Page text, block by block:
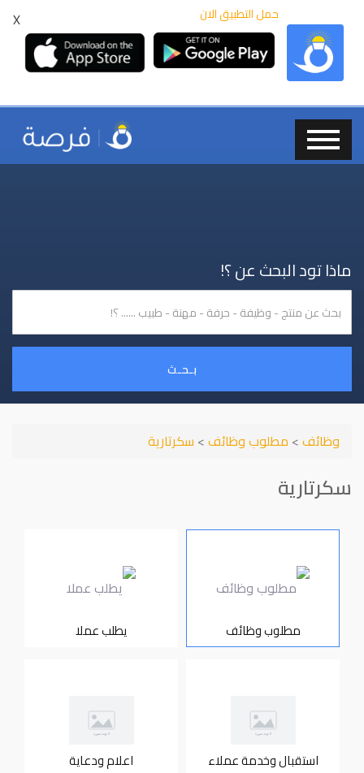
X حمل التطبيق الان
ماذا تود البحث عن ؟!
بـحـث
وظائف> مطلوب وظائف> سكرتارية
سكرتارية
مطلوب وظائف يطلب عملا
استقبال وخدمة عملاء اعلام ودعاية